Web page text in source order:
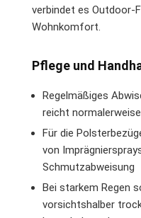
verbindet es Outdoor-
Wohnkomfort.
Pflege und
Regelmäßiges
reicht
Für die
von
Schmutzabweisung
Bei starkem Regen
vorsichtshalber